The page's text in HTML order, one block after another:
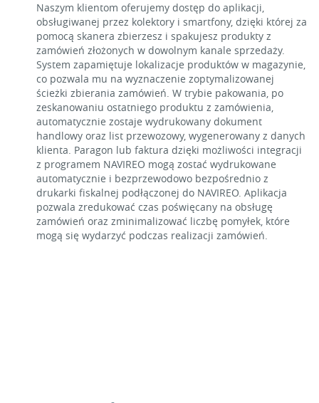
Naszym klientom oferujemy dostęp do aplikacji,
obsługiwanej przez kolektory i smartfony, dzięki której za
pomocą skanera zbierzesz i spakujesz produkty z
zamówień złożonych w dowolnym kanale sprzedaży.
System zapamiętuje lokalizacje produktów w magazynie,
co pozwala mu na wyznaczenie zoptymalizowanej
ścieżki zbierania zamówień. W trybie pakowania, po
zeskanowaniu ostatniego produktu z zamówienia,
automatycznie zostaje wydrukowany dokument
handlowy oraz list przewozowy, wygenerowany z danych
klienta. Paragon lub faktura dzięki możliwości integracji
z programem NAVIREO mogą zostać wydrukowane
automatycznie i bezprzewodowo bezpośrednio z
drukarki fiskalnej podłączonej do NAVIREO. Aplikacja
pozwala zredukować czas poświęcany na obsługę
zamówień oraz zminimalizować liczbę pomyłek, które
mogą się wydarzyć podczas realizacji zamówień.